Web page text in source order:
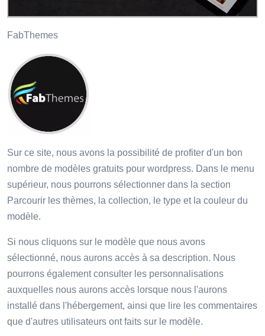
FabThemes
Sur ce site, nous avons la possibilité de profiter d'un bon
nombre de modèles gratuits pour wordpress. Dans le menu
supérieur, nous pourrons sélectionner dans la section
Parcourir les thèmes, la collection, le type et la couleur du
modèle.
Si nous cliquons sur le modèle que nous avons
sélectionné, nous aurons accès à sa description. Nous
pourrons également consulter les personnalisations
auxquelles nous aurons accès lorsque nous l'aurons
installé dans l'hébergement, ainsi que lire les commentaires
que d'autres utilisateurs ont faits sur le modèle.